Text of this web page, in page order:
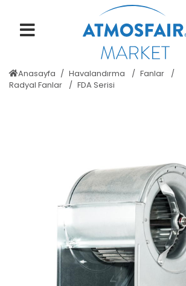
Anasayfa Havalandırma
Fanlar
Radyal Fanlar
FDA Serisi